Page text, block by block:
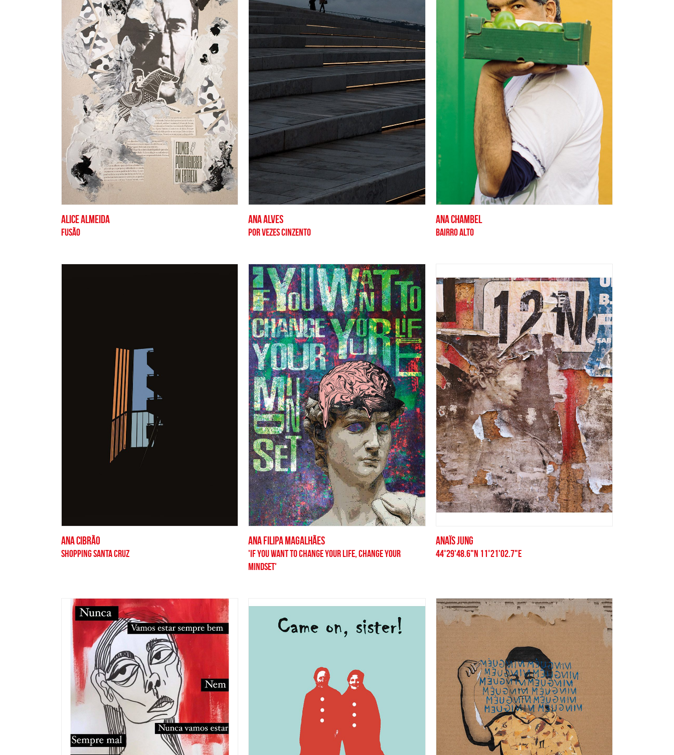
ALICE ALMEIDA
FUSÃO
ANA ALVES
POR VEZES CINZENTO
ANA CHAMBEL
BAIRRO ALTO
ANA CIBRÃO
SHOPPING SANTA CRUZ
ANA FILIPA MAGALHÃES
'IF YOU WANT TO CHANGE YOUR LIFE, CHANGE YOUR
MINDSET'
ANAÏS JUNG
44°29'48.6"N 11°21'02.7"E